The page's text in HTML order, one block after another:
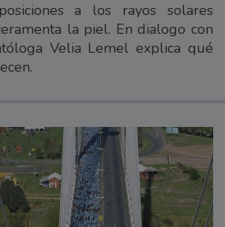
a los rayos solares
la piel. En dialogo con
Velia Lemel explica qué